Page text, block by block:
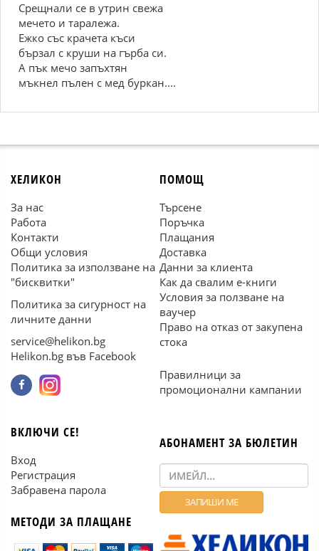
Срещнали се в утрин свежа
мечето и таралежа.
Ежко със крачета къси
бързал с круши на гърба си.
А пък мечо запъхтян
мъкнел пълен с мед буркан....
ХЕЛИКОН
За нас
Работа
Контакти
Общи условия
Политика за използване на
"бисквитки"
Политика за сигурност на
личните данни
service@helikon.bg
Helikon.bg във Facebook
ПОМОЩ
Търсене
Поръчка
Плащания
Доставка
Данни за клиента
Как да свалим е-книги
Условия за ползване на
ваучер
Право на отказ от закупена
стока
Правилници за
промоционални кампании
ВКЛЮЧИ СЕ!
Вход
Регистрация
Забравена парола
МЕТОДИ ЗА ПЛАЩАНЕ
АБОНАМЕНТ ЗА БЮЛЕТИН